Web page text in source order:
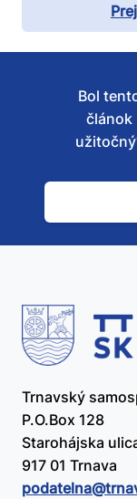
Bol
článok
Trnavský
P.O.Box 128
Starohájska
917 01 Trnava